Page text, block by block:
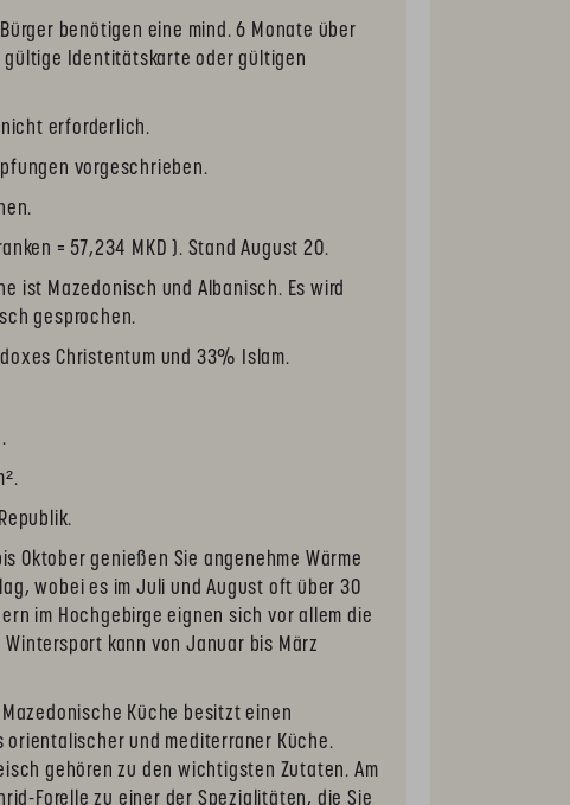
benötigen eine mind. 6 Monate über
gültige Identitätskarte oder gültigen
nicht erforderlich.
vorgeschrieben.
= 57,234 MKD ). Stand August 20.
ist Mazedonisch und Albanisch. Es wird
gesprochen.
Christentum und 33% Islam.
Republik.
Oktober genießen Sie angenehme Wärme
wobei es im Juli und August oft über 30
im Hochgebirge eignen sich vor allem die
Wintersport kann von Januar bis März
Mazedonische Küche besitzt einen
orientalischer und mediterraner Küche.
gehören zu den wichtigsten Zutaten. Am
Forelle zu einer der Spezialitäten, die Sie